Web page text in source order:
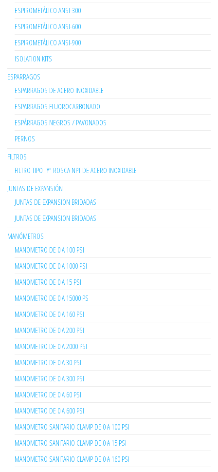
ESPIROMETÁLICO ANSI-300
ESPIROMETÁLICO ANSI-600
ESPIROMETÁLICO ANSI-900
ISOLATION KITS
ESPARRAGOS
ESPARRAGOS DE ACERO INOXIDABLE
ESPARRAGOS FLUOROCARBONADO
ESPÁRRAGOS NEGROS / PAVONADOS
PERNOS
FILTROS
FILTRO TIPO "Y" ROSCA NPT DE ACERO INOXIDABLE
JUNTAS DE EXPANSIÓN
JUNTAS DE EXPANSION BRIDADAS
JUNTAS DE EXPANSION BRIDADAS
MANÓMETROS
MANOMETRO DE 0 A 100 PSI
MANOMETRO DE 0 A 1000 PSI
MANOMETRO DE 0 A 15 PSI
MANOMETRO DE 0 A 15000 PS
MANOMETRO DE 0 A 160 PSI
MANOMETRO DE 0 A 200 PSI
MANOMETRO DE 0 A 2000 PSI
MANOMETRO DE 0 A 30 PSI
MANOMETRO DE 0 A 300 PSI
MANOMETRO DE 0 A 60 PSI
MANOMETRO DE 0 A 600 PSI
MANOMETRO SANITARIO CLAMP DE 0 A 100 PSI
MANOMETRO SANITARIO CLAMP DE 0 A 15 PSI
MANOMETRO SANITARIO CLAMP DE 0 A 160 PSI